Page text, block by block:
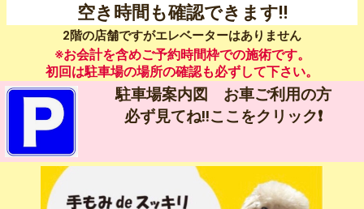
アクセス サイトマップ
ブログ
空き時間も確認できます‼️
2階の店舗ですがエレベーターはありません
※お会計を含めご予約時間枠での施術です。
初回は駐車場の場所の確認も必ずして下さい。
駐車場案内図 お車ご利用の方
必ず見てね‼️ここをクリック❗️